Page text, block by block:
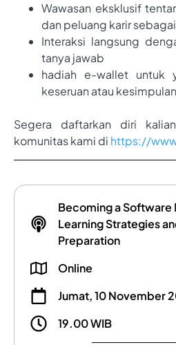
Wawasan eksklusif
dan peluang karir
Interaksi langsung
tanya jawab
hadiah e-wallet untuk
keseruan atau
Segera daftarkan diri
komunitas kami di https://
Becoming a Software
Learning Strategies
Preparation
Online
Jumat, 10 November
19.00 WIB